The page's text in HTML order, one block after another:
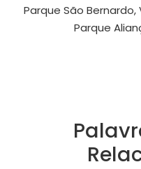
Parque São
Parque